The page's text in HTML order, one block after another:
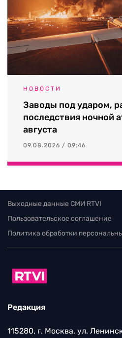
НОВОСТИ
Заводы под ударом,
последствия ночной
августа
09.08.2026 / 09:46
Выходные данные СМИ RTVI
Пользовательское соглашение
Политика обработки
Редакция
115280, г. Москва, ул.